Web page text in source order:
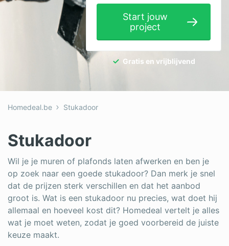
Elektricien
Gevelwerken
Hovenier
Isolatie
Loodgieter
Ramen
Rolluiken
Schilder
Schrijnwerker
Start jouw
project
Gratis en vrijblijvend
Homedeal.be Stukadoor
Stukadoor
Wil je je muren of plafonds laten afwerken en ben je
op zoek naar een goede stukadoor? Dan merk je snel
dat de prijzen sterk verschillen en dat het aanbod
groot is. Wat is een stukadoor nu precies, wat doet hij
allemaal en hoeveel kost dit? Homedeal vertelt je alles
wat je moet weten, zodat je goed voorbereid de juiste
keuze maakt.